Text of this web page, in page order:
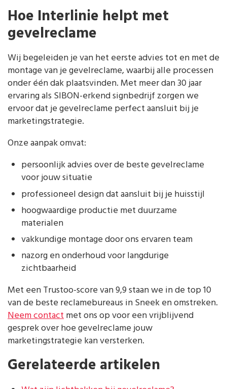
Hoe Interlinie helpt met
gevelreclame
Wij begeleiden je van het eerste advies tot en met de
montage van je gevelreclame, waarbij alle processen
onder één dak plaatsvinden. Met meer dan 30 jaar
ervaring als SIBON-erkend signbedrijf zorgen we
ervoor dat je gevelreclame perfect aansluit bij je
marketingstrategie.
Onze aanpak omvat:
persoonlijk advies over de beste gevelreclame
voor jouw situatie
professioneel design dat aansluit bij je huisstijl
hoogwaardige productie met duurzame
materialen
vakkundige montage door ons ervaren team
nazorg en onderhoud voor langdurige
zichtbaarheid
Met een Trustoo-score van 9,9 staan we in de top 10
van de beste reclamebureaus in Sneek en omstreken.
Neem contactmet ons op voor een vrijblijvend
gesprek over hoe gevelreclame jouw
marketingstrategie kan versterken.
Gerelateerde artikelen